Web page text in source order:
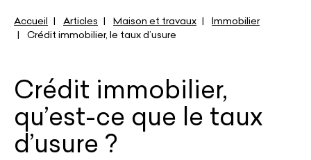
Accueil Articles Maison et travaux
Immobilier
Crédit immobilier, le taux d’usure
Crédit immobilier,
qu’est-ce que le taux
d’usure ?